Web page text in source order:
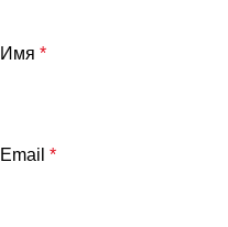
Имя *
Email *